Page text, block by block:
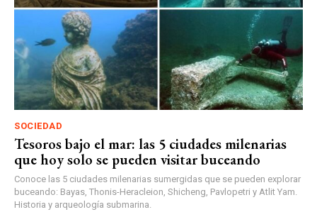
SOCIEDAD
Tesoros bajo el mar: las 5 ciudades milenarias
que hoy solo se pueden visitar buceando
Conoce las 5 ciudades milenarias sumergidas que se pueden explorar
buceando: Bayas, Thonis-Heracleion, Shicheng, Pavlopetri y Atlit Yam.
Historia y arqueología submarina.